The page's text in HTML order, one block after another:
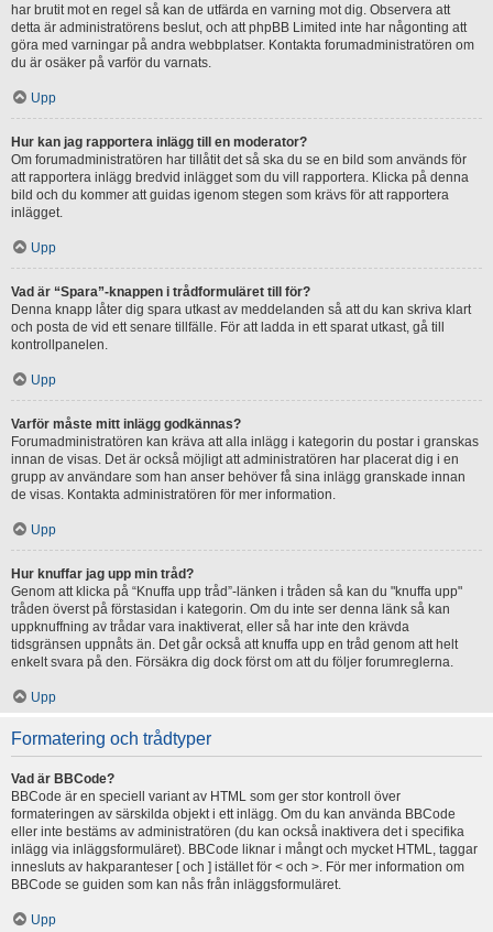
har brutit mot en regel så kan de utfärda en varning mot dig. Observera att
detta är administratörens beslut, och att phpBB Limited inte har någonting att
göra med varningar på andra webbplatser. Kontakta forumadministratören om
du är osäker på varför du varnats.
Upp
Hur kan jag rapportera inlägg till en moderator?
Om forumadministratören har tillåtit det så ska du se en bild som används för
att rapportera inlägg bredvid inlägget som du vill rapportera. Klicka på denna
bild och du kommer att guidas igenom stegen som krävs för att rapportera
inlägget.
Upp
Vad är “Spara”-knappen i trådformuläret till för?
Denna knapp låter dig spara utkast av meddelanden så att du kan skriva klart
och posta de vid ett senare tillfälle. För att ladda in ett sparat utkast, gå till
kontrollpanelen.
Upp
Varför måste mitt inlägg godkännas?
Forumadministratören kan kräva att alla inlägg i kategorin du postar i granskas
innan de visas. Det är också möjligt att administratören har placerat dig i en
grupp av användare som han anser behöver få sina inlägg granskade innan
de visas. Kontakta administratören för mer information.
Upp
Hur knuffar jag upp min tråd?
Genom att klicka på “Knuffa upp tråd”-länken i tråden så kan du "knuffa upp"
tråden överst på förstasidan i kategorin. Om du inte ser denna länk så kan
uppknuffning av trådar vara inaktiverat, eller så har inte den krävda
tidsgränsen uppnåts än. Det går också att knuffa upp en tråd genom att helt
enkelt svara på den. Försäkra dig dock först om att du följer forumreglerna.
Upp
Formatering och trådtyper
Vad är BBCode?
BBCode är en speciell variant av HTML som ger stor kontroll över
formateringen av särskilda objekt i ett inlägg. Om du kan använda BBCode
eller inte bestäms av administratören (du kan också inaktivera det i specifika
inlägg via inläggsformuläret). BBCode liknar i mångt och mycket HTML, taggar
innesluts av hakparanteser [ och ] istället för < och >. För mer information om
BBCode se guiden som kan nås från inläggsformuläret.
Upp